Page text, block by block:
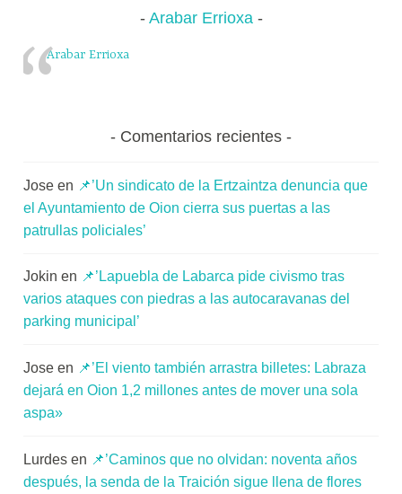
Arabar Errioxa
Arabar Errioxa
Comentarios recientes
Jose en 📌’Un sindicato de la Ertzaintza denuncia que
el Ayuntamiento de Oion cierra sus puertas a las
patrullas policiales’
Jokin en 📌’Lapuebla de Labarca pide civismo tras
varios ataques con piedras a las autocaravanas del
parking municipal’
Jose en 📌’El viento también arrastra billetes: Labraza
dejará en Oion 1,2 millones antes de mover una sola
aspa»
Lurdes en 📌’Caminos que no olvidan: noventa años
después, la senda de la Traición sigue llena de flores